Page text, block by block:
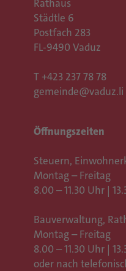
Rathaus
Städtle 6
Postfach 283
FL-9490 Vaduz
T +423 237 78 78
gemeinde@vaduz.li
Öffnungszeiten
Steuern,
Montag – Freitag
8.00 – 11.30 Uhr |
Bauverwaltung,
Montag – Freitag
8.00 – 11.30 Uhr |
oder nach